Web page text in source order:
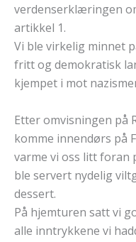
verdenserklæringen
artikkel 1.
Vi ble virkelig minnet
fritt og demokratisk
kjempet i mot
Etter omvisningen på
komme innendørs på
varme vi oss litt foran
ble servert nydelig
dessert.
På hjemturen satt vi
alle inntrykkene vi